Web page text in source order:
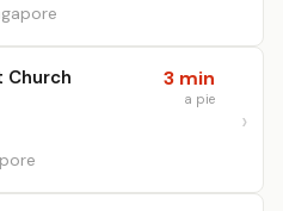
Church 3 min
a pie